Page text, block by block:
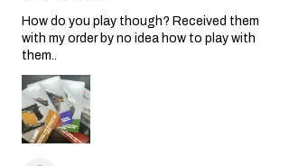
How do you play though? Received them
with my order by no idea how to play with
them..